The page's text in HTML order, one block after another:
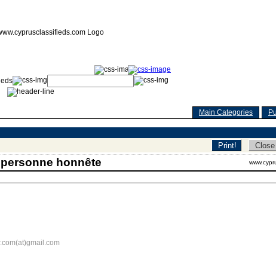
Main Categories
honnête